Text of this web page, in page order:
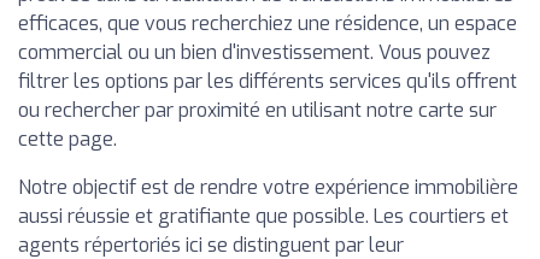
efficaces, que vous recherchiez une résidence, un espace
commercial ou un bien d'investissement. Vous pouvez
filtrer les options par les différents services qu'ils offrent
ou rechercher par proximité en utilisant notre carte sur
cette page.
Notre objectif est de rendre votre expérience immobilière
aussi réussie et gratifiante que possible. Les courtiers et
agents répertoriés ici se distinguent par leur